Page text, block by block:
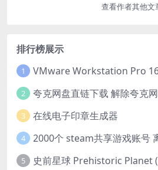
查看作者其他文
排行榜展示
1
2 夸克网盘直链下载 解除夸克
3 在线电子印章生成器
4 2000个 steam共享游戏账号
5